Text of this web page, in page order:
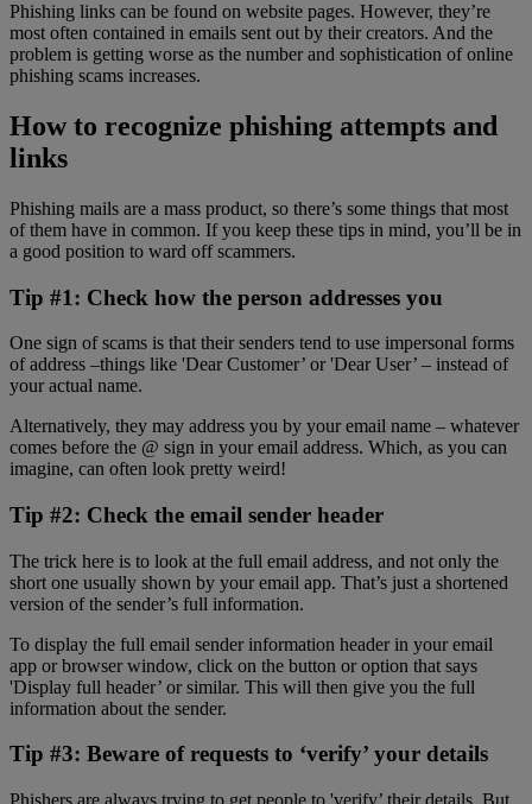
Phishing links can be found on website pages. However, they’re
most often contained in emails sent out by their creators. And the
problem is getting worse as the number and sophistication of online
phishing scams increases.
How to recognize phishing attempts and
links
Phishing mails are a mass product, so there’s some things that most
of them have in common. If you keep these tips in mind, you’ll be in
a good position to ward off scammers.
Tip #1: Check how the person addresses you
One sign of scams is that their senders tend to use impersonal forms
of address –things like 'Dear Customer’ or 'Dear User’ – instead of
your actual name.
Alternatively, they may address you by your email name – whatever
comes before the @ sign in your email address. Which, as you can
imagine, can often look pretty weird!
Tip #2: Check the email sender header
The trick here is to look at the full email address, and not only the
short one usually shown by your email app. That’s just a shortened
version of the sender’s full information.
To display the full email sender information header in your email
app or browser window, click on the button or option that says
'Display full header’ or similar. This will then give you the full
information about the sender.
Tip #3: Beware of requests to ‘verify’ your details